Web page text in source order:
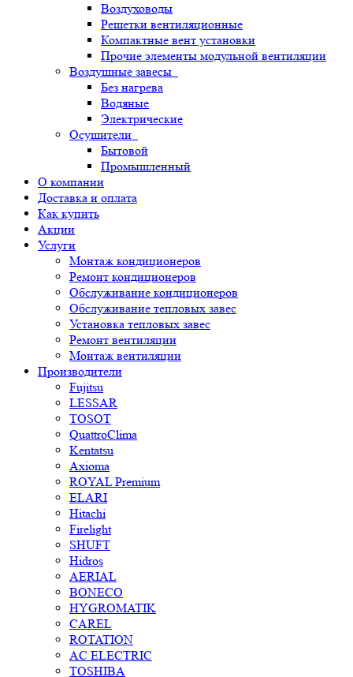
Воздуховоды
Решетки вентиляционные
Компактные вент установки
Прочие элементы модульной вентиляции
Воздушные завесы
Без нагрева
Водяные
Электрические
Осушители
Бытовой
Промышленный
О компании
Доставка и оплата
Как купить
Акции
Услуги
Монтаж кондиционеров
Ремонт кондиционеров
Обслуживание кондиционеров
Обслуживание тепловых завес
Установка тепловых завес
Ремонт вентиляции
Монтаж вентиляции
Производители
Fujitsu
LESSAR
TOSOT
QuattroClima
Kentatsu
Axioma
ROYAL Premium
ELARI
Hitachi
Firelight
SHUFT
Hidros
AERIAL
BONECO
HYGROMATIK
CAREL
ROTATION
AC ELECTRIC
TOSHIBA